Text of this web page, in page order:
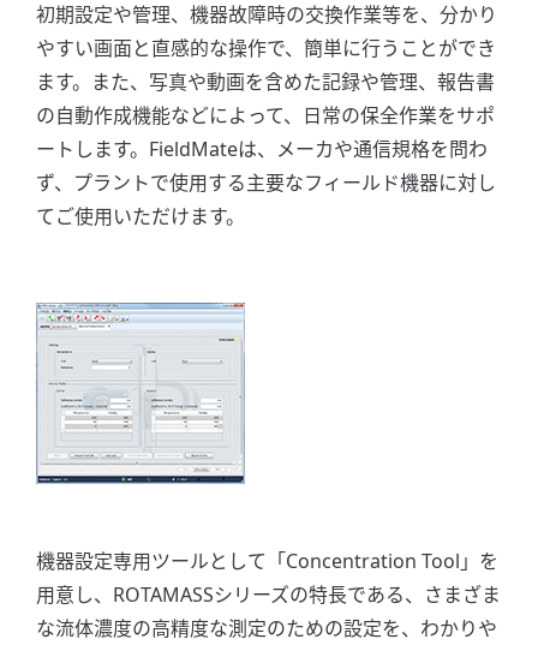
初期設定や管理、機器故障時の交換作業等を、分かり
やすい画面と直感的な操作で、簡単に行うことができ
ます。また、写真や動画を含めた記録や管理、報告書
の自動作成機能などによって、日常の保全作業をサポ
ートします。FieldMateは、メーカや通信規格を問わ
ず、プラントで使用する主要なフィールド機器に対し
てご使用いただけます。
機器設定専用ツールとして「Concentration Tool」を
用意し、ROTAMASSシリーズの特長である、さまざま
な流体濃度の高精度な測定のための設定を、わかりや